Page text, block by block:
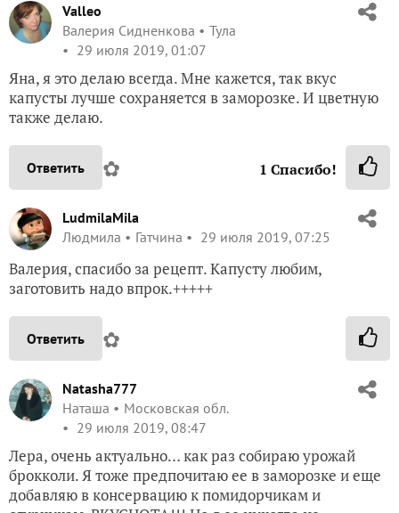
Valleo
Валерия Сидненкова
Тула
29 июля 2019, 01:07
Яна, я это делаю всегда. Мне кажется, так вкус
капусты лучше сохраняется в заморозке. И цветную
также делаю.
Ответить ✿ 1 Спасибо!
LudmilaMila
Людмила
Гатчина 29 июля 2019, 07:25
Валерия, спасибо за рецепт. Капусту любим,
заготовить надо впрок.+++++
Ответить ✿
Natasha777
Наташа
Московская обл.
29 июля 2019, 08:47
Лера, очень актуально… как раз собираю урожай
брокколи. Я тоже предпочитаю ее в заморозке и еще
добавляю в консервацию к помидорчикам и